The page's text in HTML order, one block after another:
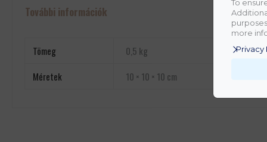
További információk
Tömeg
0,5 kg
Méretek
10 × 10 × 10 cm
To
more
Privacy